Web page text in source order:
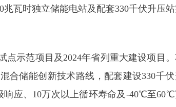
瓦时独立储能电站及配套330千伏升压
示范项目及2024年省列重大建设项目。
合储能创新技术路线，配套建设330千
应、10万次以上循环寿命及-40℃至60℃